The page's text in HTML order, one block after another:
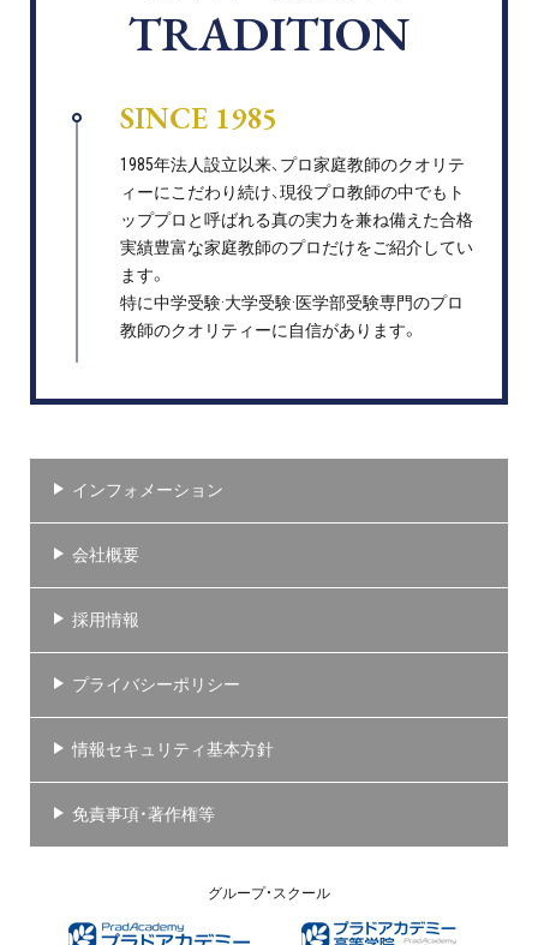
TRADITION
SINCE 1985
1985年法人設立以来、プロ家庭教師のクオリテ
ィーにこだわり続け、現役プロ教師の中でもト
ッププロと呼ばれる真の実力を兼ね備えた合格
実績豊富な家庭教師のプロだけをご紹介してい
ます。
特に中学受験·大学受験·医学部受験専門のプロ
教師のクオリティーに自信があります。
インフォメーション
会社概要
採用情報
プライバシーポリシー
情報セキュリティ基本方針
免責事項・著作権等
グループ・スクール